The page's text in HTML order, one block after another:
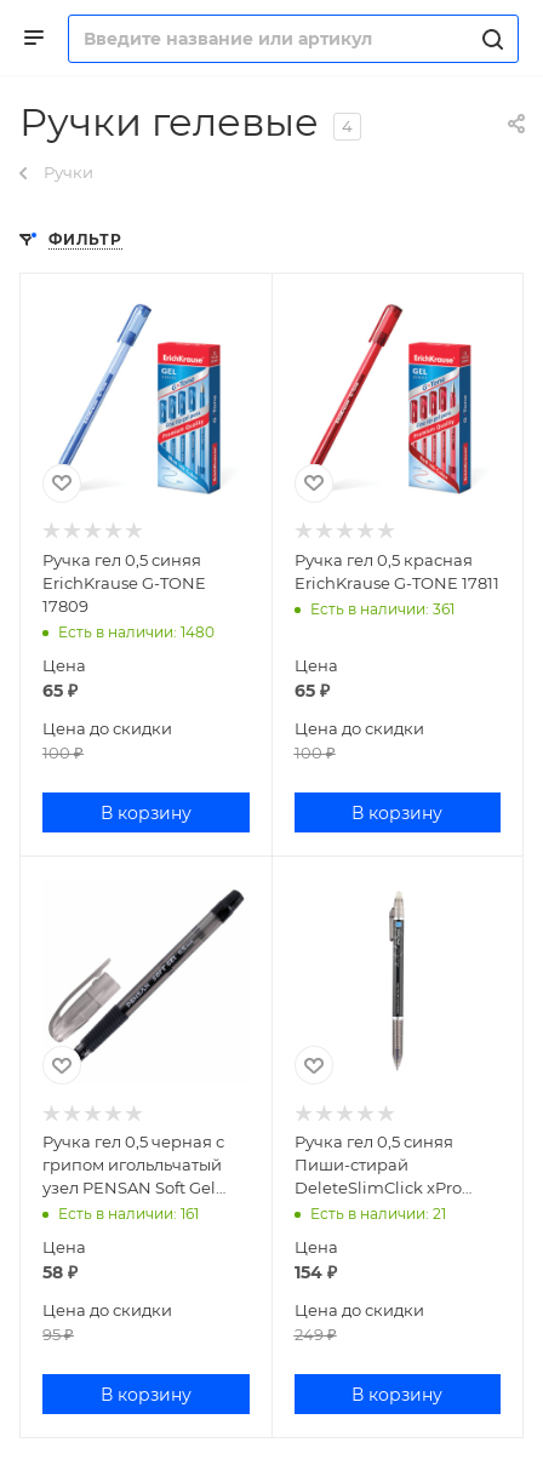
Ручки гелевые 4
Ручки
ФИЛЬТР
Ручка гел 0,5 синяя
ErichKrause G-TONE
17809
Есть в наличии: 1480
Цена
65 ₽
Цена до скидки
100₽
В корзину
Ручка гел 0,5 красная
ErichKrause G-TONE 17811
Есть в наличии: 361
Цена
65₽
Цена до скидки
100₽
В корзину
Ручка гел 0,5 черная с
грипом игольльчатый
узел PENSAN Soft Gel
Fine 143392
Есть в наличии: 161
Цена
58 ₽
Цена до скидки
95₽
В корзину
Ручка гел 0,5 синяя
Пиши-стирай
DeleteSlimClick xPro
Nero 20-0319/11
Есть в наличии: 21
Цена
154₽
Цена до скидки
249₽
В корзину